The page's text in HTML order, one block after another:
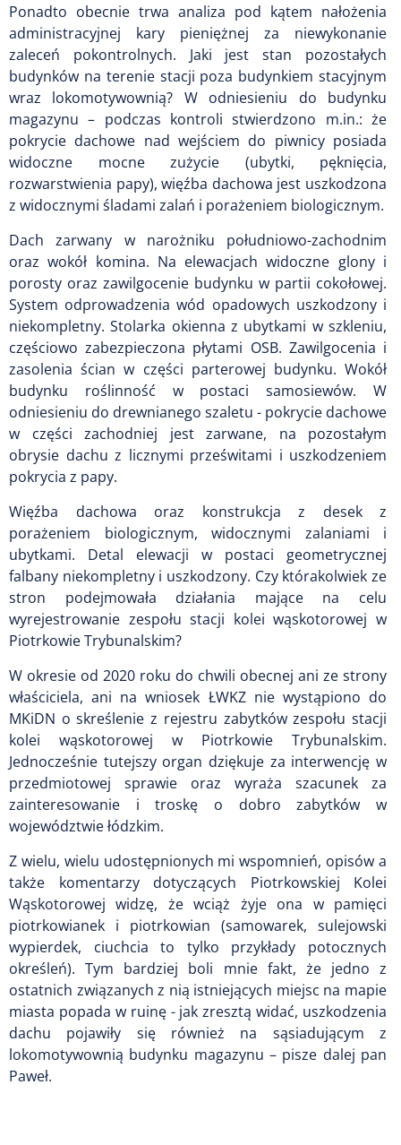
Ponadto obecnie trwa analiza pod kątem nałożenia
administracyjnej kary pieniężnej za niewykonanie
zaleceń pokontrolnych. Jaki jest stan pozostałych
budynków na terenie stacji poza budynkiem stacyjnym
wraz lokomotywownią? W odniesieniu do budynku
magazynu – podczas kontroli stwierdzono m.in.: że
pokrycie dachowe nad wejściem do piwnicy posiada
widoczne mocne zużycie (ubytki, pęknięcia,
rozwarstwienia papy), więźba dachowa jest uszkodzona
z widocznymi śladami zalań i porażeniem biologicznym.
Dach zarwany w narożniku południowo-zachodnim
oraz wokół komina. Na elewacjach widoczne glony i
porosty oraz zawilgocenie budynku w partii cokołowej.
System odprowadzenia wód opadowych uszkodzony i
niekompletny. Stolarka okienna z ubytkami w szkleniu,
częściowo zabezpieczona płytami OSB. Zawilgocenia i
zasolenia ścian w części parterowej budynku. Wokół
budynku roślinność w postaci samosiewów. W
odniesieniu do drewnianego szaletu - pokrycie dachowe
w części zachodniej jest zarwane, na pozostałym
obrysie dachu z licznymi prześwitami i uszkodzeniem
pokrycia z papy.
Więźba dachowa oraz konstrukcja z desek z
porażeniem biologicznym, widocznymi zalaniami i
ubytkami. Detal elewacji w postaci geometrycznej
falbany niekompletny i uszkodzony. Czy którakolwiek ze
stron podejmowała działania mające na celu
wyrejestrowanie zespołu stacji kolei wąskotorowej w
Piotrkowie Trybunalskim?
W okresie od 2020 roku do chwili obecnej ani ze strony
właściciela, ani na wniosek ŁWKZ nie wystąpiono do
MKiDN o skreślenie z rejestru zabytków zespołu stacji
kolei wąskotorowej w Piotrkowie Trybunalskim.
Jednocześnie tutejszy organ dziękuje za interwencję w
przedmiotowej sprawie oraz wyraża szacunek za
zainteresowanie i troskę o dobro zabytków w
województwie łódzkim.
Z wielu, wielu udostępnionych mi wspomnień, opisów a
także komentarzy dotyczących Piotrkowskiej Kolei
Wąskotorowej widzę, że wciąż żyje ona w pamięci
piotrkowianek i piotrkowian (samowarek, sulejowski
wypierdek, ciuchcia to tylko przykłady potocznych
określeń). Tym bardziej boli mnie fakt, że jedno z
ostatnich związanych z nią istniejących miejsc na mapie
miasta popada w ruinę - jak zresztą widać, uszkodzenia
dachu pojawiły się również na sąsiadującym z
lokomotywownią budynku magazynu – pisze dalej pan
Paweł.